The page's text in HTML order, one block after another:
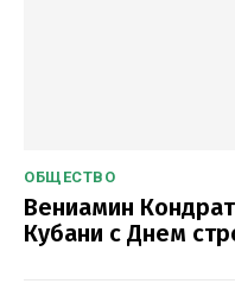
ОБЩЕСТВО
Вениамин
Кубани с Днем